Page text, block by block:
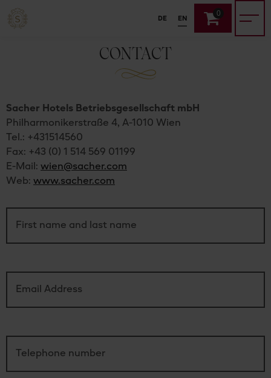
DE EN
0
CONTACT
Sacher Hotels Betriebsgesellschaft mbH
Philharmonikerstraße 4, A-1010 Wien
Tel.: +431514560
Fax: +43 (0) 1 514 569 01199
E-Mail: wien@sacher.com
Web: www.sacher.com
First name and last name
Email Address
Telephone number